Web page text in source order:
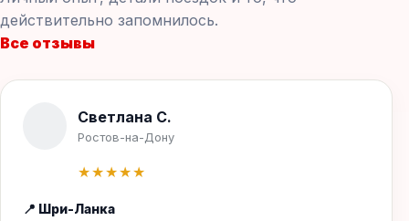
действительно запомнилось.
Все отзывы
Светлана С.
Ростов-на-Дону
★★★★★
📍 Шри-Ланка